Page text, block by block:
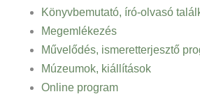
Könyvbemutató, író-olvasó
Megemlékezés
Művelődés, ismeretterjesztő
Múzeumok, kiállítások
Online program